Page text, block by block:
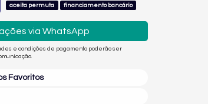
aceita permuta financiamento bancário
via WhatsApp
e condições de pagamento poderão ser
Favoritos